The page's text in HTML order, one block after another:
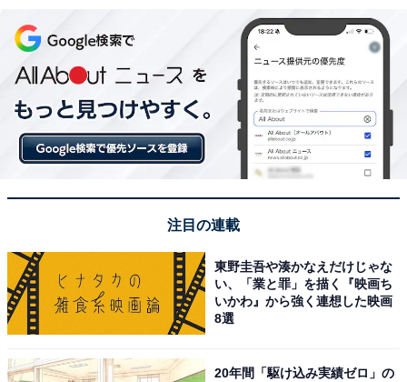
注目の連載
東野圭吾や湊かなえだけじゃな
い、「業と罪」を描く『映画ち
いかわ』から強く連想した映画
8選
20年間「駆け込み実績ゼロ」の